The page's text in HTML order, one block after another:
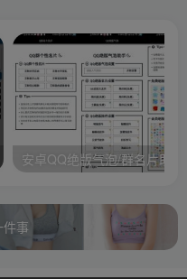
安卓QQ绝版气泡/群名片助手
事